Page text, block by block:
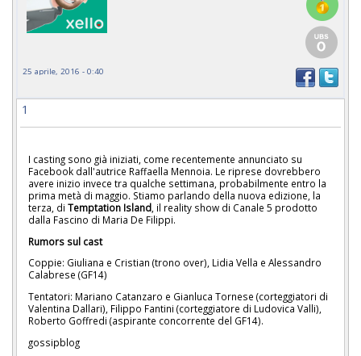
25 aprile, 2016 - 0:40
1
I casting sono già iniziati, come recentemente annunciato su
Facebook dall'autrice Raffaella Mennoia. Le riprese dovrebbero
avere inizio invece tra qualche settimana, probabilmente entro la
prima metà di maggio. Stiamo parlando della nuova edizione, la
terza, di Temptation Island , il reality show di Canale 5 prodotto
dalla Fascino di Maria De Filippi.
Rumors sul cast
Coppie: Giuliana e Cristian (trono over), Lidia Vella e Alessandro
Calabrese (GF14)
Tentatori: Mariano Catanzaro e Gianluca Tornese (corteggiatori di
Valentina Dallari), Filippo Fantini (corteggiatore di Ludovica Valli),
Roberto Goffredi (aspirante concorrente del GF14).
gossipblog